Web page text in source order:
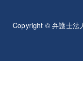
Copyright © 弁護士法